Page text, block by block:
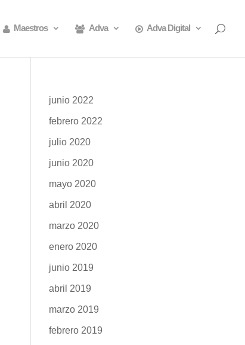
Maestros Adva Adva Digital
junio 2022
febrero 2022
julio 2020
junio 2020
mayo 2020
abril 2020
marzo 2020
enero 2020
junio 2019
abril 2019
marzo 2019
febrero 2019